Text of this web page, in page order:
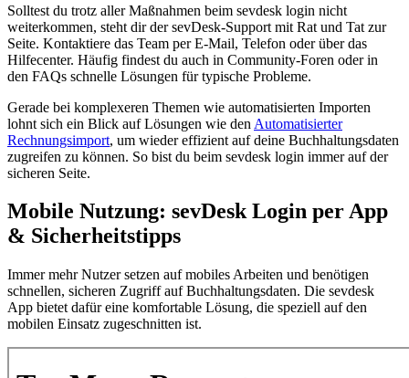
Solltest du trotz aller Maßnahmen beim sevdesk login nicht
weiterkommen, steht dir der sevDesk-Support mit Rat und Tat zur
Seite. Kontaktiere das Team per E-Mail, Telefon oder über das
Hilfecenter. Häufig findest du auch in Community-Foren oder in
den FAQs schnelle Lösungen für typische Probleme.
Gerade bei komplexeren Themen wie automatisierten Importen
lohnt sich ein Blick auf Lösungen wie den Automatisierter
Rechnungsimport, um wieder effizient auf deine Buchhaltungsdaten
zugreifen zu können. So bist du beim sevdesk login immer auf der
sicheren Seite.
Mobile Nutzung: sevDesk Login per App
& Sicherheitstipps
Immer mehr Nutzer setzen auf mobiles Arbeiten und benötigen
schnellen, sicheren Zugriff auf Buchhaltungsdaten. Die sevdesk
App bietet dafür eine komfortable Lösung, die speziell auf den
mobilen Einsatz zugeschnitten ist.